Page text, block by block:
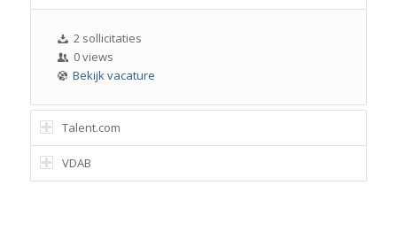
2 sollicitaties
0 views
Bekijk vacature
Talent.com
VDAB